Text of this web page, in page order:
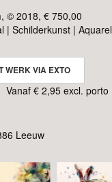
© 2018, € 750,00
| Schilderkunst | Aquarel
WERK VIA EXTO
Vanaf € 2,95 excl. porto
Leeuw